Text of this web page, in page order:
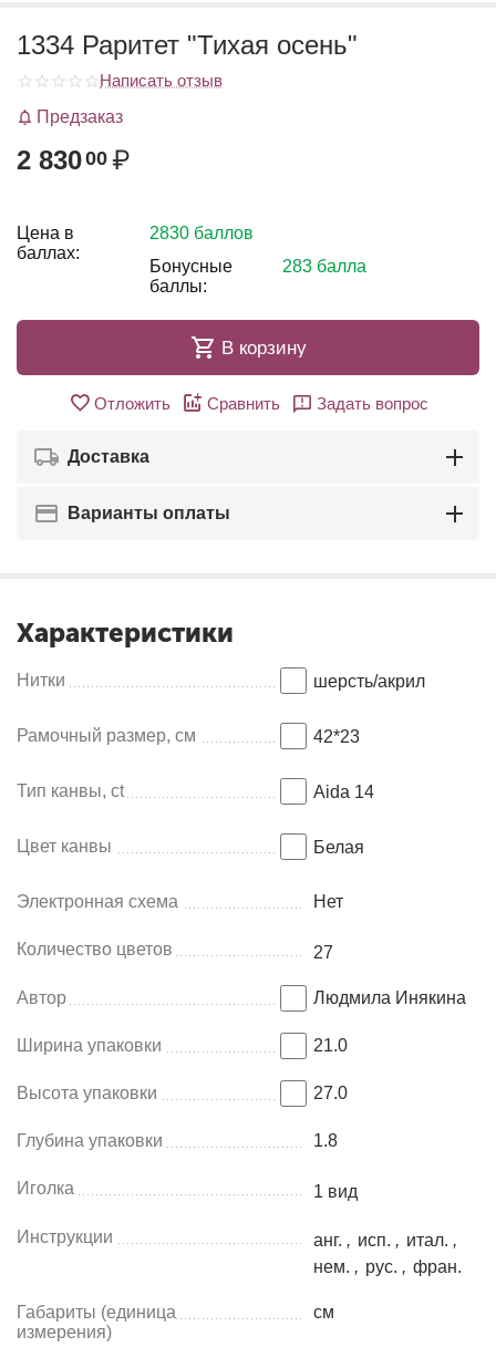
1334 Раритет "Тихая осень"
Написать отзыв
Предзаказ
2 83000 ₽
Цена в
баллах:
2830 баллов
Бонусные
баллы:
283 балла
В корзину
Отложить Сравнить Задать вопрос
Доставка
Варианты оплаты
Характеристики
Нитки шерсть/акрил
Рамочный размер, см 42*23
Тип канвы, ct Aida 14
Цвет канвы Белая
Электронная схема Нет
Количество цветов 27
Автор Людмила Инякина
Ширина упаковки 21.0
Высота упаковки 27.0
Глубина упаковки 1.8
Иголка 1 вид
Инструкции анг. , исп. , итал. ,
нем. , рус. , фран.
Габариты (единица
измерения)
см